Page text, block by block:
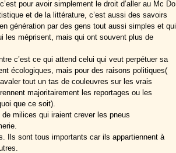
pour avoir simplement le droit d’aller au Mc Do
et de la littérature, c’est aussi des savoirs
génération par des gens tout aussi simples et qui
les méprisent, mais qui ont souvent plus de
c’est ce qui attend celui qui veut perpétuer sa
écologiques, mais pour des raisons politiques(
tout un tas de couleuvres sur les vrais
majoritairement les reportages ou les
que ce soit).
milices qui iraient crever les pneus
Ils sont tous importants car ils appartiennent à